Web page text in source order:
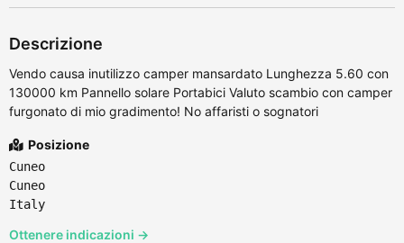
Descrizione
Vendo causa inutilizzo camper mansardato Lunghezza 5.60 con
130000 km Pannello solare Portabici Valuto scambio con camper
furgonato di mio gradimento! No affaristi o sognatori
Posizione
Cuneo
Cuneo
Italy
Ottenere indicazioni →